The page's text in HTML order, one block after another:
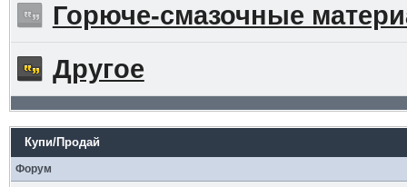
Горюче-смазочные
Другое
Купи/Продай
Форум